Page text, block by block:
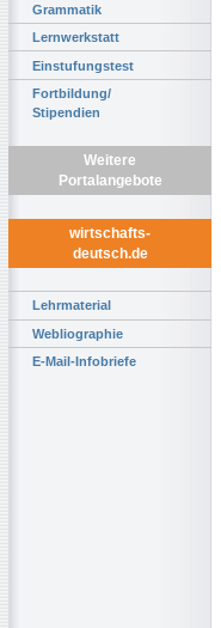
Grammatik
Lernwerkstatt
Einstufungstest
Fortbildung/
Stipendien
Weitere
Portalangebote
wirtschafts-
deutsch.de
Lehrmaterial
Webliographie
E-Mail-Infobriefe